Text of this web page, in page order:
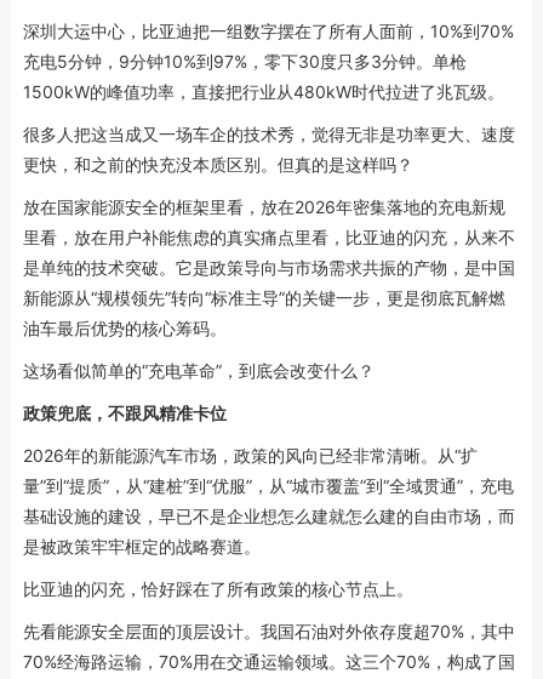
深圳大运中心，比亚迪把一组数字摆在了所有人面前，10%到70%
充电5分钟，9分钟10%到97%，零下30度只多3分钟。单枪
1500kW的峰值功率，直接把行业从480kW时代拉进了兆瓦级。
很多人把这当成又一场车企的技术秀，觉得无非是功率更大、速度
更快，和之前的快充没本质区别。但真的是这样吗？
放在国家能源安全的框架里看，放在2026年密集落地的充电新规
里看，放在用户补能焦虑的真实痛点里看，比亚迪的闪充，从来不
是单纯的技术突破。它是政策导向与市场需求共振的产物，是中国
新能源从“规模领先”转向“标准主导”的关键一步，更是彻底瓦解燃
油车最后优势的核心筹码。
这场看似简单的“充电革命”，到底会改变什么？
政策兜底，不跟风精准卡位
2026年的新能源汽车市场，政策的风向已经非常清晰。从“扩
量”到“提质”，从“建桩”到“优服”，从“城市覆盖”到“全域贯通”，充电
基础设施的建设，早已不是企业想怎么建就怎么建的自由市场，而
是被政策牢牢框定的战略赛道。
比亚迪的闪充，恰好踩在了所有政策的核心节点上。
先看能源安全层面的顶层设计。我国石油对外依存度超70%，其中
70%经海路运输，70%用在交通运输领域。这三个70%，构成了国